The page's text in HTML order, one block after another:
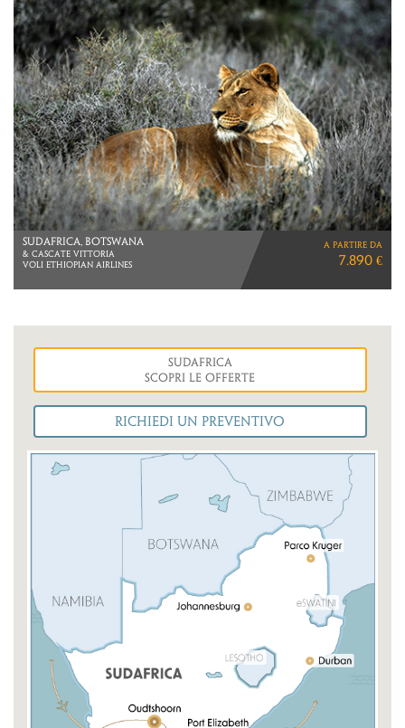
MESSICO
TESORI NELLA GIUNGLA
VIAGGIO DI 10 GIORNI
a partire da
2.950 €
Sudafrica
Scopri le Offerte